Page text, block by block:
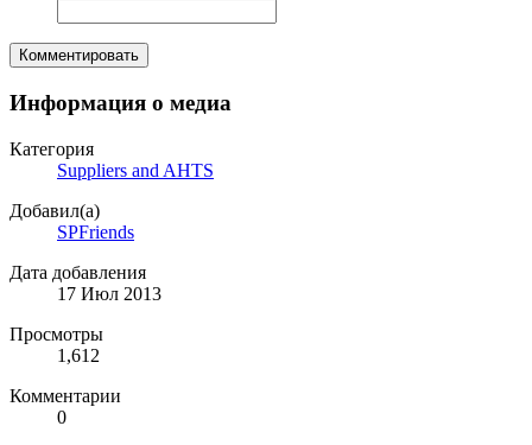
Комментировать
Информация о медиа
Категория
Suppliers and AHTS
Добавил(а)
SPFriends
Дата добавления
17 Июл 2013
Просмотры
1,612
Комментарии
0